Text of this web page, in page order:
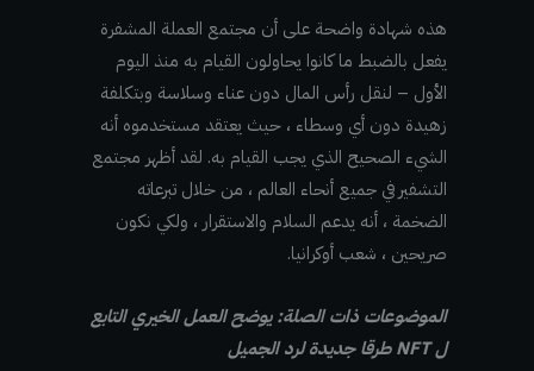
هذه شهادة واضحة على أن مجتمع العملة المشفرة
يفعل بالضبط ما كانوا يحاولون القيام به منذ اليوم
الأول – لنقل رأس المال دون عناء وسلاسة وبتكلفة
زهيدة دون أي وسطاء ، حيث يعتقد مستخدموه أنه
الشيء الصحيح الذي يجب القيام به. لقد أظهر مجتمع
التشفير في جميع أنحاء العالم ، من خلال تبرعاته
الضخمة ، أنه يدعم السلام والاستقرار ، ولكي نكون
صريحين ، شعب أوكرانيا.
الموضوعات ذات الصلة: يوضح العمل الخيري التابع
ل NFT طرقا جديدة لرد الجميل